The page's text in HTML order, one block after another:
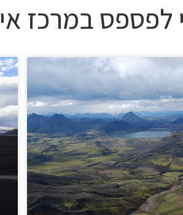
לפספס במרכז